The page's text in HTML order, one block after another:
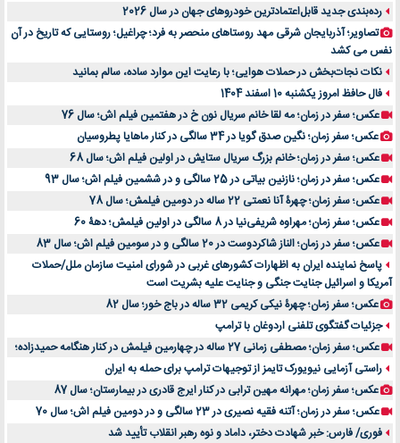
رده‌بندی جدید قابل‌اعتمادترین خودروهای جهان در سال 2026
تصاویر؛ آذربایجان شرقی مهد روستاهای منحصر به فرد؛ چراغیل؛ روستایی که تاریخ در آن
نفس می کشد
نکات نجات‌بخش در حملات هوایی؛ با رعایت این موارد ساده، سالم بمانید
فال حافظ امروز یکشنبه 10 اسفند 1404
عکس؛ سفر در زمان؛ مه لقا خانم سریال نون خ در هفتمین فیلم اش؛ سال 76
عکس؛ سفر زمان؛ نگین صدق گویا در 34 سالگی در کنار ماهایا پطروسیان
عکس؛ سفر در زمان؛ خانم بزرگ سریال ستایش در اولین فیلم اش؛ سال 68
عکس؛ سفر در زمان؛ نازنین بیاتی در 25 سالگی و در ششمین فیلم اش؛ سال 93
عکس؛ سفر زمان؛ چهرۀ آنا نعمتی 22 ساله در دومین فیلمش؛ سال 78
عکس؛ سفر زمان؛ مهراوه شریفی‌نیا در 8 سالگی در اولین فیلمش؛ دهۀ 60
عکس؛ سفر در زمان؛ الناز شاکردوست در 20 سالگی و در سومین فیلم اش؛ سال 83
پاسخ نماینده ایران به اظهارات کشورهای غربی در شورای امنیت سازمان ملل/حملات
آمریکا و اسرائیل جنایت جنگی و جنایت علیه بشریت است
عکس؛ سفر زمان؛ چهرۀ نیکی کریمی 32 ساله در باج خور؛ سال 82
جزئیات گفتگوی تلفنی اردوغان با ترامپ
عکس؛ سفر زمان؛ مصطفی زمانی 27 ساله در چهارمین فیلمش در کنار هنگامه حمیدزاده؛
راستی آزمایی نیویورک تایمز از توجیهات ترامپ برای حمله به ایران
عکس؛ سفر زمان؛ مهرانه مهین ترابی در کنار ایرج قادری در بیمارستان؛ سال 87
عکس؛ سفر در زمان؛ آتنه فقیه نصیری در 23 سالگی و در دومین فیلم اش؛ سال 70
فوری/ فارس: خبر شهادت دختر، داماد و نوه رهبر انقلاب تأیید شد